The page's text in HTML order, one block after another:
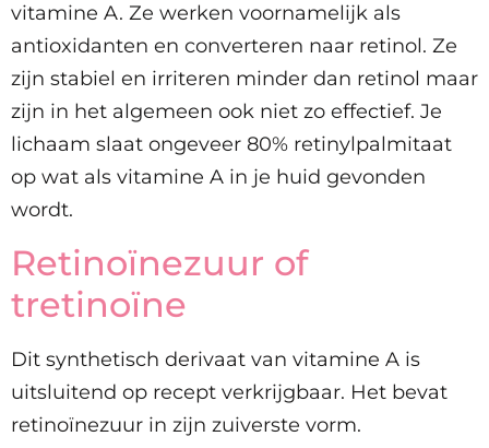
vitamine A. Ze werken voornamelijk als
antioxidanten en converteren naar retinol. Ze
zijn stabiel en irriteren minder dan retinol maar
zijn in het algemeen ook niet zo effectief. Je
lichaam slaat ongeveer 80% retinylpalmitaat
op wat als vitamine A in je huid gevonden
wordt.
Retinoïnezuur of
tretinoïne
Dit synthetisch derivaat van vitamine A is
uitsluitend op recept verkrijgbaar. Het bevat
retinoïnezuur in zijn zuiverste vorm.